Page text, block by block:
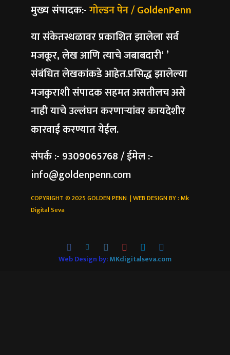
मुख्य संपादक:-गोल्डन पेन / GoldenPenn
या संकेतस्थळावर प्रकाशित झालेला सर्व
मजकूर, लेख आणि त्याचे जबाबदारी‘ ’
संबंधित लेखकांकडे आहेत.प्रसिद्ध झालेल्या
मजकुराशी संपादक सहमत असतीलच असे
नाही याचे उल्लंघन करणाऱ्यांवर कायदेशीर
कारवाई करण्यात येईल.
संपर्क :- 9309065768 / ईमेल :-
info@goldenpenn.com
COPYRIGHT © 2025 GOLDEN PENN | WEB DESIGN BY :Mk
Digital Seva
Web Design by:MKdigitalseva.com